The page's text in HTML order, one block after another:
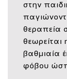
στην
θεραπεία
βαθμιαία
φόβου